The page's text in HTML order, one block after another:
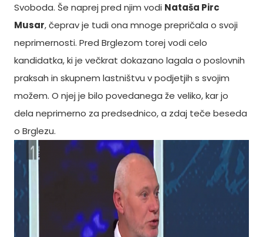
Svoboda. Še naprej pred njim vodi Nataša Pirc
Musar, čeprav je tudi ona mnoge prepričala o svoji
neprimernosti. Pred Brglezom torej vodi celo
kandidatka, ki je večkrat dokazano lagala o poslovnih
praksah in skupnem lastništvu v podjetjih s svojim
možem. O njej je bilo povedanega že veliko, kar jo
dela neprimerno za predsednico, a zdaj teče beseda
o Brglezu.